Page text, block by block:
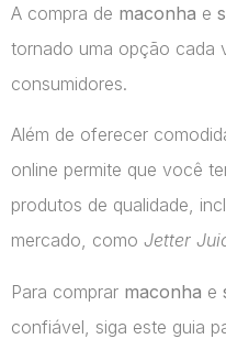
A compra de maconha e
tornado uma opção cada
consumidores.
Além de oferecer
online permite que você
produtos de qualidade,
mercado, como Jetter
Para comprar maconha e
confiável, siga este guia